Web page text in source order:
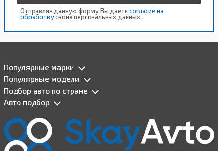
Отправляя данную форму Вы даете согласие на
обработкусвоих персональных данных.
Популярные марки
Популярные модели
Подбор авто по стране
Авто подбор